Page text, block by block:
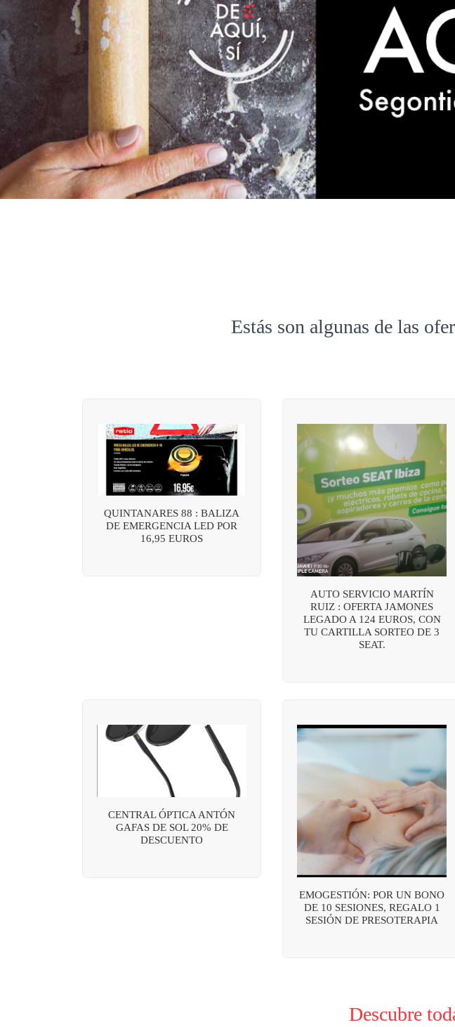
Estás son algunas de las
QUINTANARES 88 : BALIZA
DE EMERGENCIA LED POR
16,95 EUROS
AUTO SERVICIO MARTÍN
RUIZ : OFERTA JAMONES
LEGADO A 124 EUROS, CON
TU CARTILLA SORTEO DE 3
SEAT.
CENTRAL ÓPTICA ANTÓN
GAFAS DE SOL 20% DE
DESCUENTO
EMOGESTIÓN: POR UN BONO
DE 10 SESIONES, REGALO 1
SESIÓN DE PRESOTERAPIA
Descubre